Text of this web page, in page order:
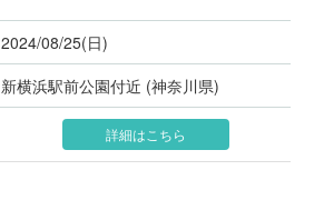
2024/08/25(日)
新横浜駅前公園付近 (神奈川県)
詳細はこちら